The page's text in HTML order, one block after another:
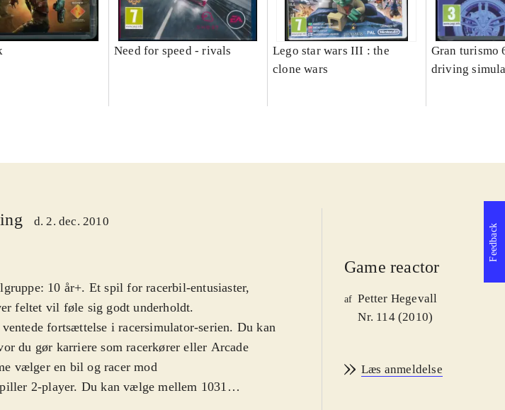
Need for speed - rivals
Lego star wars III : the
clone wars
Gran turismo
driving
d. 2. dec. 2010
10 år+. Et spil for racerbil-entusiaster,
feltet vil føle sig godt underholdt.
fortsættelse i racersimulator-serien. Du kan
du gør karriere som racerkører eller Arcade
vælger en bil og racer mod
2-player. Du kan vælge mellem 1031
Game reactor
af Petter Hegevall
Nr. 114 (2010)
Læs anmeldelse
Feedback